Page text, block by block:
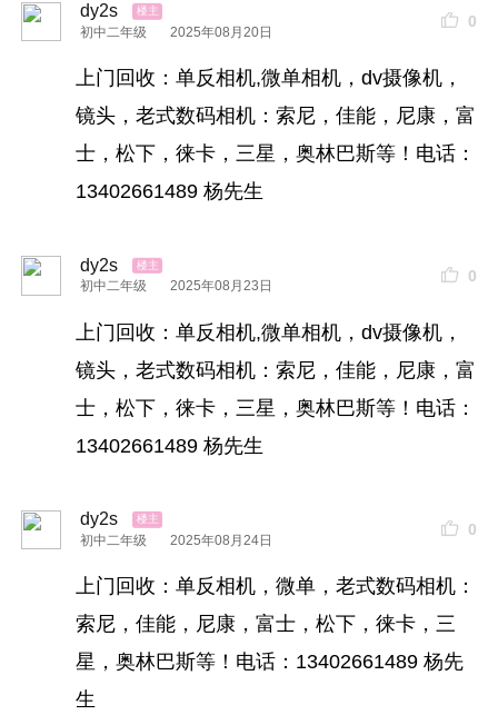
dy2s
初中二年级 2025年08月20日
0
上门回收：单反相机,微单相机，dv摄像机，
镜头，老式数码相机：索尼，佳能，尼康，富
士，松下，徕卡，三星，奥林巴斯等！电话：
13402661489 杨先生
dy2s
初中二年级 2025年08月23日
0
上门回收：单反相机,微单相机，dv摄像机，
镜头，老式数码相机：索尼，佳能，尼康，富
士，松下，徕卡，三星，奥林巴斯等！电话：
13402661489 杨先生
dy2s
初中二年级 2025年08月24日
0
上门回收：单反相机，微单，老式数码相机：
索尼，佳能，尼康，富士，松下，徕卡，三
星，奥林巴斯等！电话：13402661489 杨先
生